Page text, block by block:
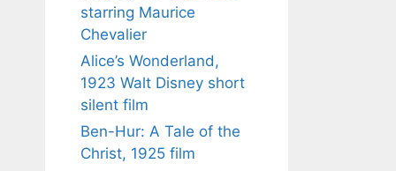
starring Maurice
Chevalier
Alice’s Wonderland,
1923 Walt Disney short
silent film
Ben-Hur: A Tale of the
Christ, 1925 film